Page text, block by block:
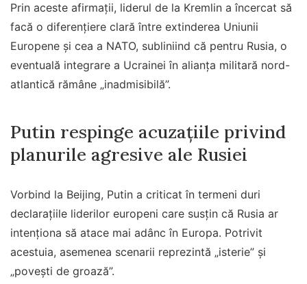
Prin aceste afirmații, liderul de la Kremlin a încercat să
facă o diferențiere clară între extinderea Uniunii
Europene și cea a NATO, subliniind că pentru Rusia, o
eventuală integrare a Ucrainei în alianța militară nord-
atlantică rămâne „inadmisibilă”.
Putin respinge acuzațiile privind
planurile agresive ale Rusiei
Vorbind la Beijing, Putin a criticat în termeni duri
declarațiile liderilor europeni care susțin că Rusia ar
intenționa să atace mai adânc în Europa. Potrivit
acestuia, asemenea scenarii reprezintă „isterie” și
„poveşti de groază”.